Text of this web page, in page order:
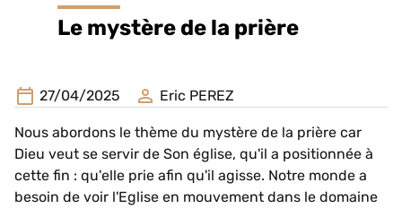
Le mystère de la prière
27/04/2025 Eric PEREZ
Nous abordons le thème du mystère de la prière car
Dieu veut se servir de Son église, qu'il a positionnée à
cette fin : qu'elle prie afin qu'il agisse. Notre monde a
besoin de voir l'Eglise en mouvement dans le domaine